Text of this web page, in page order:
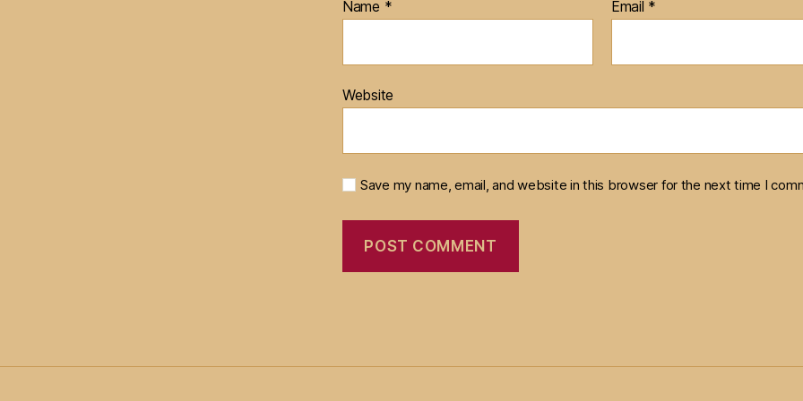
Name * Email *
Website
Save my name, email, and website in this browser for the next time I